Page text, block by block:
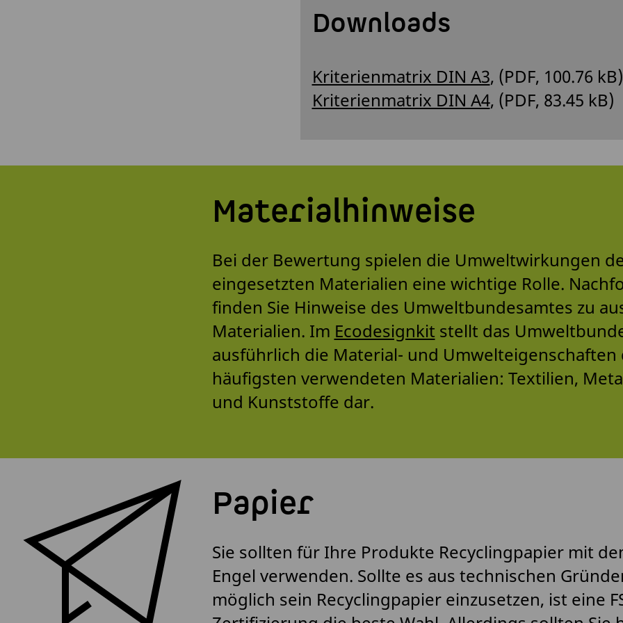
Downloads
Kriterienmatrix DIN A3, (PDF, 100.76 kB)
Kriterienmatrix DIN A4, (PDF, 83.45 kB)
Materialhinweise
Bei der Bewertung spielen die Umweltwirkungen
eingesetzten Materialien eine wichtige Rolle.
finden Sie Hinweise des Umweltbundesamtes zu
Materialien. Im Ecodesignkit stellt das
ausführlich die Material- und Umwelteigenschaften
häufigsten verwendeten Materialien: Textilien,
und Kunststoffe dar.
Papier
Sie sollten für Ihre Produkte Recyclingpapier mit
Engel verwenden. Sollte es aus technischen
möglich sein Recyclingpapier einzusetzen, ist eine